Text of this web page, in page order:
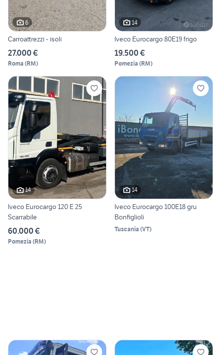
6
Carroattrezzi - isoli
27.000 €
Roma (RM)
14
Iveco Eurocargo 80E19 frigo
19.500 €
Pomezia (RM)
14
Iveco Eurocargo 120 E 25
Scarrabile
60.000 €
Pomezia (RM)
14
Iveco Eurocargo 100E18 gru
Bonfiglioli
Tuscania (VT)